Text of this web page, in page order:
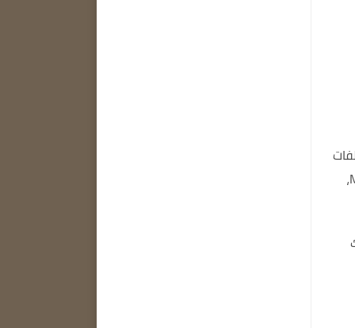
يعمل التنزيل مع متصفحات الويب الشائعة مثل Internet Explorer، وMozilla Firefox،